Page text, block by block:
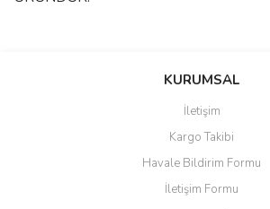
Bu ürüne ilk yorumu siz
Ürün resmi kalitesiz, bozuk veya
Ürün açıklamasında eksik bilgiler bulunuyor.
Ürün bilgilerinde hatalar bulunuyor.
ulaştı. Satış sonrasında
iletişimde hiç zorlanmadım.
KURUMSAL
İletişim
Kargo Takibi
Havale Bildirim Formu
İletişim Formu